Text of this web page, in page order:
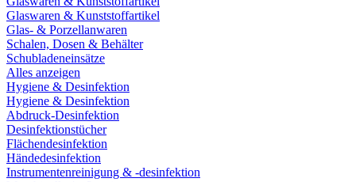
Glaswaren & Kunststoffartikel
Glas- & Porzellanwaren
Schalen, Dosen & Behälter
Schubladeneinsätze
Alles anzeigen
Hygiene & Desinfektion
Hygiene & Desinfektion
Abdruck-Desinfektion
Desinfektionstücher
Flächendesinfektion
Händedesinfektion
Instrumentenreinigung & -desinfektion